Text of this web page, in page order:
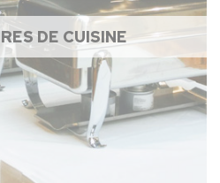
DE CUISINE